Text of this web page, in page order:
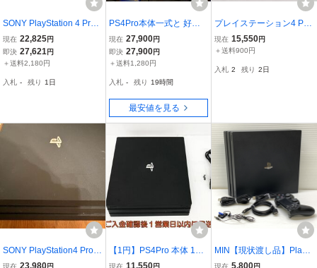
SONY PlayStation 4 Pro
CUH-7000B 1TB 家庭用
ゲーム機 ソニー プレステ
中古 N11435246
現在 22,825円
即決 27,621円
＋送料2,180円
入札 - 残り 1日
PS4Pro本体一式と 好き
なソフト７本選べるセッ
ト PlayStation4
現在 27,900円
即決 27,900円
＋送料1,280円
入札 - 残り 19時間
最安値を見る
プレイステーション4 Pro
本体 グレイシャー・ホワ
イト(HDD 1TB/CUH-710
現在 15,550円
＋送料900円
入札 2 残り 2日
SONY PlayStation4 Pro 2
TB ジェット・ブラック C
現在 23,980円
【1円】PS4Pro 本体 1TB
ブラック SONY PlayStati
現在 11,550円
MIN【現状渡し品】PlayS
tation 4 Pro ジェット・ブ
現在 5,800円